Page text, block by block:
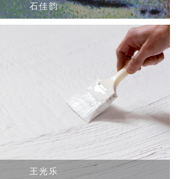
石佳韵
王光乐